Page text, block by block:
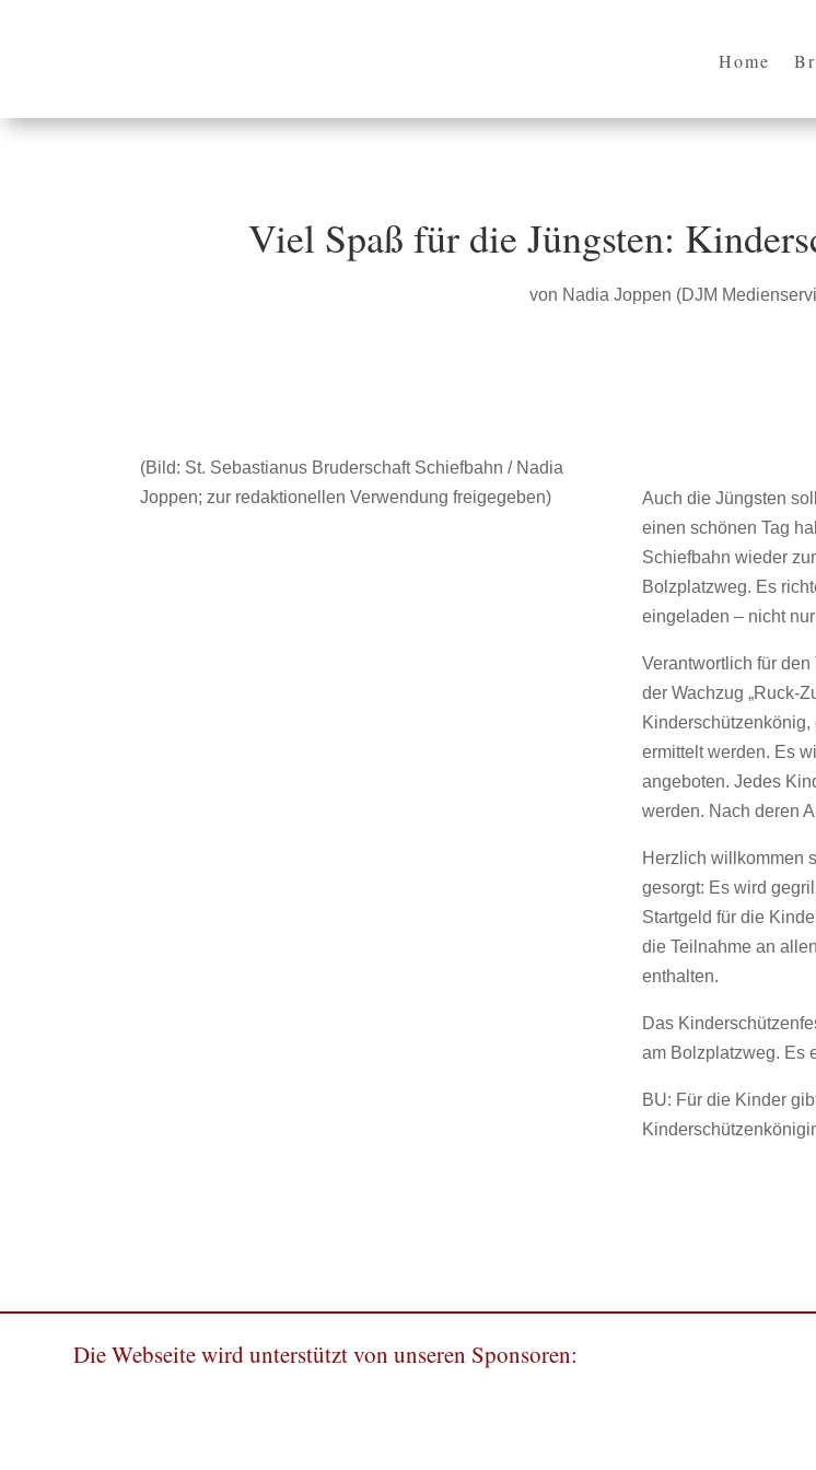
Home
Viel Spaß für die Jüngsten:
von Nadia Joppen (DJM
(Bild: St. Sebastianus Bruderschaft Schiefbahn / Nadia
Joppen; zur redaktionellen Verwendung freigegeben)
Auch die Jüngsten
einen schönen Tag
Schiefbahn wieder
Bolzplatzweg. Es
eingeladen – nicht
Verantwortlich für
der Wachzug „Ruck-
ermittelt werden. Es
angeboten. Jedes
werden. Nach deren
Herzlich willkommen
gesorgt: Es wird
Startgeld für die
die Teilnahme an
enthalten.
Das
am Bolzplatzweg. Es
BU: Für die Kinder
Die Webseite wird unterstützt von unseren Sponsoren: